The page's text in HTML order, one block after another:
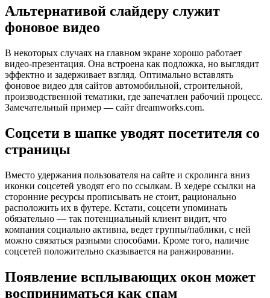
Альтернативой слайдеру служит
фоновое видео
В некоторых случаях на главном экране хорошо работает
видео-презентация. Она встроена как подложка, но выглядит
эффектно и задерживает взгляд. Оптимально вставлять
фоновое видео для сайтов автомобильной, строительной,
производственной тематики, где запечатлен рабочий процесс.
Замечательный пример — сайт dreamworks.com.
Соцсети в шапке уводят посетителя со
страницы
Вместо удержания пользователя на сайте и скролинга вниз
иконки соцсетей уводят его по ссылкам. В хедере ссылки на
сторонние ресурсы прописывать не стоит, рационально
расположить их в футере. Кстати, соцсети упоминать
обязательно — так потенциальный клиент видит, что
компания социально активна, ведет группы/паблики, с ней
можно связаться разными способами. Кроме того, наличие
соцсетей положительно сказывается на ранжировании.
Появление всплывающих окон может
восприниматься как спам